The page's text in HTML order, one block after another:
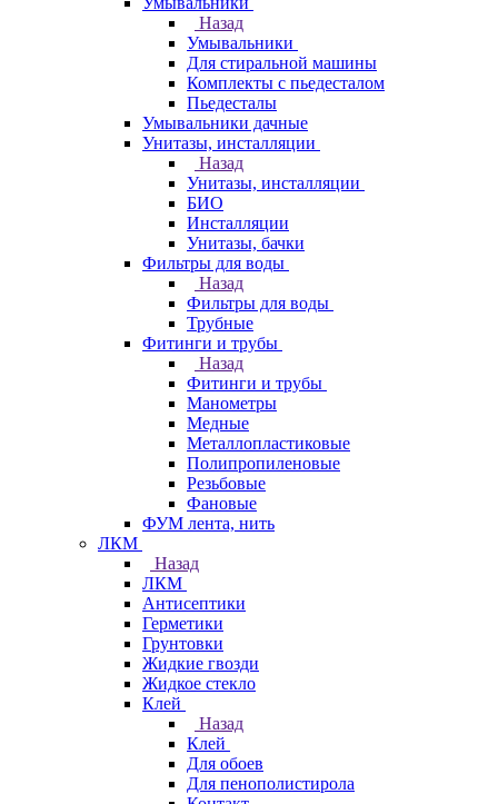
Назад
Умывальники
Для стиральной машины
Комплекты с пьедесталом
Пьедесталы
Умывальники дачные
Унитазы, инсталляции
Назад
Унитазы, инсталляции
БИО
Инсталляции
Унитазы, бачки
Фильтры для воды
Назад
Фильтры для воды
Трубные
Фитинги и трубы
Назад
Фитинги и трубы
Манометры
Медные
Металлопластиковые
Полипропиленовые
Резьбовые
Фановые
ФУМ лента, нить
ЛКМ
Назад
ЛКМ
Антисептики
Герметики
Грунтовки
Жидкие гвозди
Жидкое стекло
Клей
Назад
Клей
Для обоев
Для пенополистирола